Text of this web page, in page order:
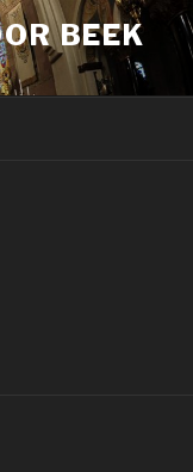
BEEK